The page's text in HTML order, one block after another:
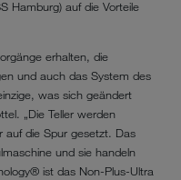
Hamburg) auf die Vorteile
erhalten, die
und auch das System des
was sich geändert
„Die Teller werden
auf die Spur gesetzt. Das
und sie handeln
ist das Non-Plus-Ultra